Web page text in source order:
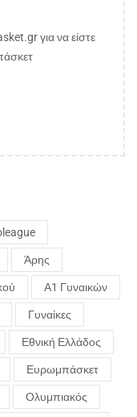
για να είστε
Άρης
Α1 Γυναικών
Γυναίκες
Εθνική Ελλάδος
Ευρωμπάσκετ
Ολυμπιακός